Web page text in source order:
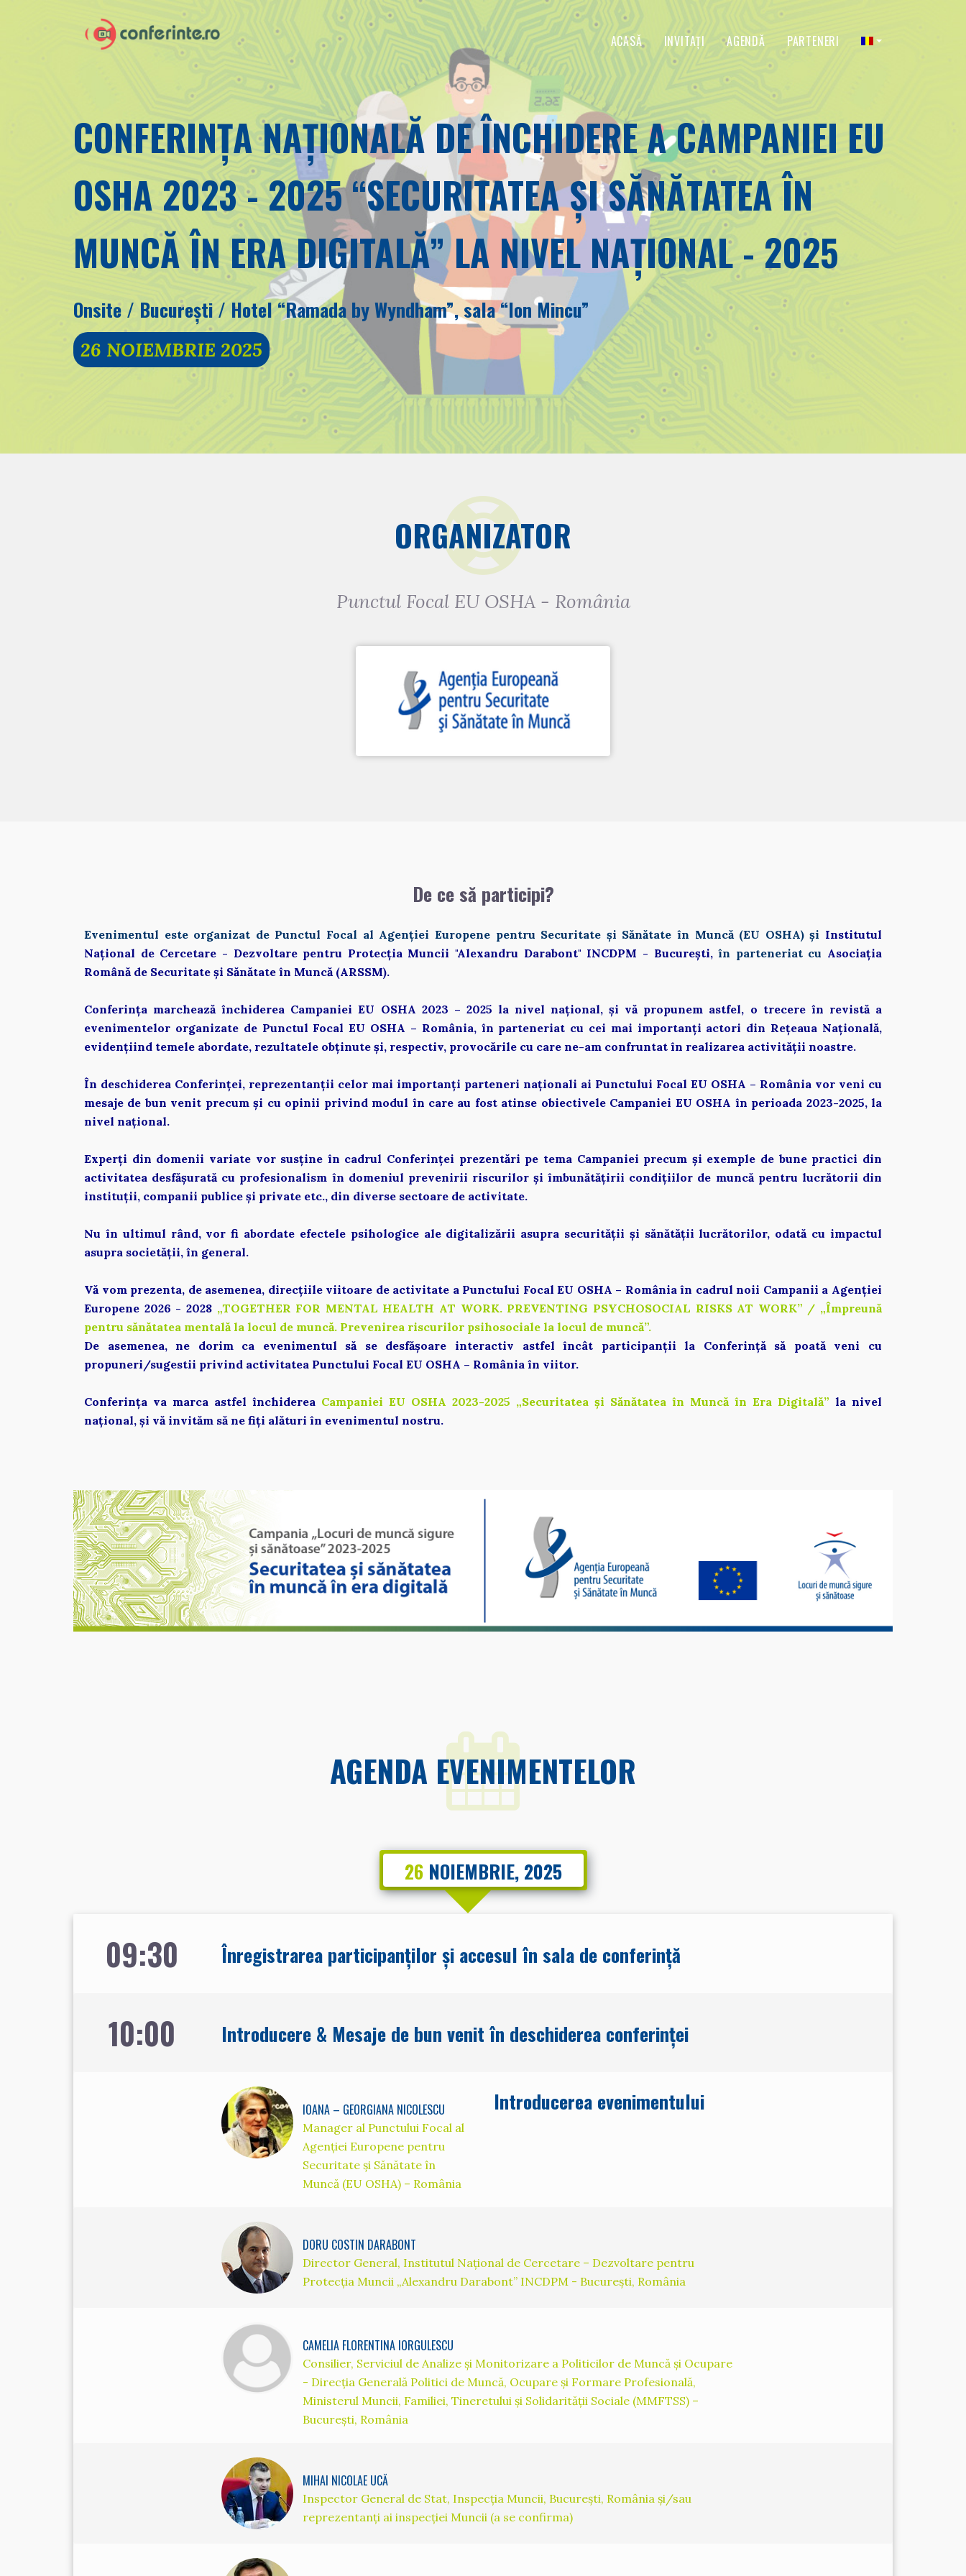
CONFERINȚA NAȚIONALĂ DE ÎNCHIDERE A CAMPANIEI EU
OSHA 2023 - 2025 “SECURITATEA ȘI SĂNĂTATEA ÎN
MUNCĂ ÎN ERA DIGITALĂ” LA NIVEL NAȚIONAL - 2025
Onsite / București / Hotel “Ramada by Wyndham”, sala “Ion Mincu”
26 NOIEMBRIE 2025
ORGANIZATOR
Punctul Focal EU OSHA - România
De ce să participi?
Evenimentul este organizat de Punctul Focal al Agenției Europene pentru Securitate și Sănătate în Muncă (EU OSHA) și Institutul
Național de Cercetare - Dezvoltare pentru Protecția Muncii "Alexandru Darabont" INCDPM - București, în parteneriat cu Asociația
Română de Securitate și Sănătate în Muncă (ARSSM).
Conferința marchează închiderea Campaniei EU OSHA 2023 – 2025 la nivel național, și vă propunem astfel, o trecere în revistă a
evenimentelor organizate de Punctul Focal EU OSHA – România, în parteneriat cu cei mai importanți actori din Rețeaua Națională,
evidențiind temele abordate, rezultatele obținute și, respectiv, provocările cu care ne-am confruntat în realizarea activității noastre.
În deschiderea Conferinței, reprezentanții celor mai importanți parteneri naționali ai Punctului Focal EU OSHA – România vor veni cu
mesaje de bun venit precum și cu opinii privind modul în care au fost atinse obiectivele Campaniei EU OSHA în perioada 2023-2025, la
nivel național.
Experți din domenii variate vor susține în cadrul Conferinței prezentări pe tema Campaniei precum și exemple de bune practici din
activitatea desfășurată cu profesionalism în domeniul prevenirii riscurilor și îmbunătățirii condițiilor de muncă pentru lucrătorii din
instituții, companii publice și private etc., din diverse sectoare de activitate.
Nu în ultimul rând, vor fi abordate efectele psihologice ale digitalizării asupra securității și sănătății lucrătorilor, odată cu impactul
asupra societății, în general.
Vă vom prezenta, de asemenea, direcțiile viitoare de activitate a Punctului Focal EU OSHA – România în cadrul noii Campanii a Agenției
Europene 2026 - 2028 „TOGETHER FOR MENTAL HEALTH AT WORK. PREVENTING PSYCHOSOCIAL RISKS AT WORK” / „Împreună
pentru sănătatea mentală la locul de muncă. Prevenirea riscurilor psihosociale la locul de muncă”.
De asemenea, ne dorim ca evenimentul să se desfășoare interactiv astfel încât participanții la Conferință să poată veni cu
propuneri/sugestii privind activitatea Punctului Focal EU OSHA – România în viitor.
Conferința va marca astfel închiderea Campaniei EU OSHA 2023-2025 „Securitatea și Sănătatea în Muncă în Era Digitală” la nivel
național, și vă invităm să ne fiți alături în evenimentul nostru.
AGENDA EVENIMENTELOR
26NOIEMBRIE, 2025
09:30 Înregistrarea participanților și accesul în sala de conferință
10:00 Introducere & Mesaje de bun venit în deschiderea conferinței
IOANA – GEORGIANA NICOLESCU
Manager al Punctului Focal al
Agenției Europene pentru
Securitate și Sănătate în
Muncă (EU OSHA) – România
Introducerea evenimentului
DORU COSTIN DARABONT
Director General, Institutul Național de Cercetare – Dezvoltare pentru
Protecția Muncii „Alexandru Darabont” INCDPM - București, România
CAMELIA FLORENTINA IORGULESCU
Consilier, Serviciul de Analize și Monitorizare a Politicilor de Muncă și Ocupare
- Direcția Generală Politici de Muncă, Ocupare și Formare Profesională,
Ministerul Muncii, Familiei, Tineretului și Solidarității Sociale (MMFTSS) –
București, România
MIHAI NICOLAE UCĂ
Inspector General de Stat, Inspecția Muncii, București, România și/sau
reprezentanți ai inspecției Muncii (a se confirma)
ACASĂ INVITAŢI AGENDĂ PARTENERI